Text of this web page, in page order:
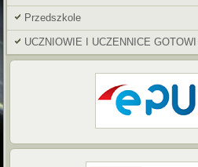
Przedszkole
UCZNIOWIE I UCZENNICE